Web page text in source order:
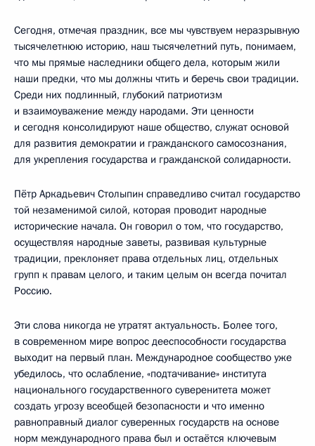
Сегодня, отмечая праздник, все мы чувствуем неразрывную
тысячелетнюю историю, наш тысячелетний путь, понимаем,
что мы прямые наследники общего дела, которым жили
наши предки, что мы должны чтить и беречь свои традиции.
Среди них подлинный, глубокий патриотизм
и взаимоуважение между народами. Эти ценности
и сегодня консолидируют наше общество, служат основой
для развития демократии и гражданского самосознания,
для укрепления государства и гражданской солидарности.
Пётр Аркадьевич Столыпин справедливо считал государство
той незаменимой силой, которая проводит народные
исторические начала. Он говорил о том, что государство,
осуществляя народные заветы, развивая культурные
традиции, преклоняет права отдельных лиц, отдельных
групп к правам целого, и таким целым он всегда почитал
Россию.
Эти слова никогда не утратят актуальность. Более того,
в современном мире вопрос дееспособности государства
выходит на первый план. Международное сообщество уже
убедилось, что ослабление, «подтачивание» института
национального государственного суверенитета может
создать угрозу всеобщей безопасности и что именно
равноправный диалог суверенных государств на основе
норм международного права был и остаётся ключевым